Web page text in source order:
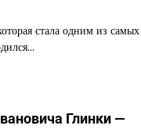
стала одним из самых
Глинки —